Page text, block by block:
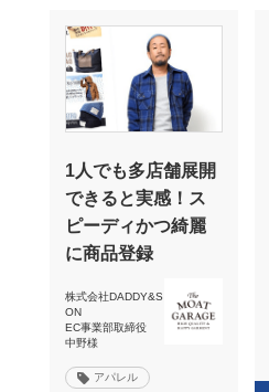
1人でも多店舗展開
できると実感！ス
ピーディかつ綺麗
に商品登録
株式会社DADDY&S
ON
EC事業部取締役
中野様
アパレル